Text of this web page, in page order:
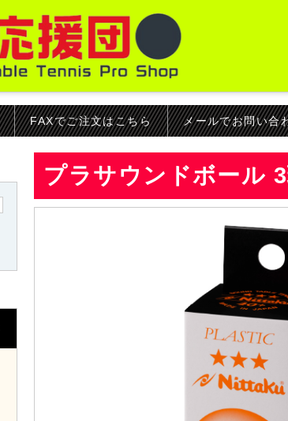
FAXでご注文はこちら メールでお問い合
プラサウンドボール